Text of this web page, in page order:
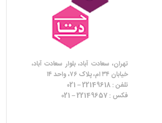
تهران، سعادت آباد، بلوار سعادت آباد،
خیابان ۳۴ ام، پلاک ۷۶، واحد ۱۴
تلفن : 22149618 – 021
فکس : 22149657 – 021